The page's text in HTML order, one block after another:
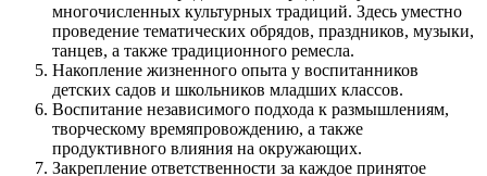
многочисленных культурных традиций. Здесь уместно
проведение тематических обрядов, праздников, музыки,
танцев, а также традиционного ремесла.
Накопление жизненного опыта у воспитанников
детских садов и школьников младших классов.
Воспитание независимого подхода к размышлениям,
творческому времяпровождению, а также
продуктивного влияния на окружающих.
Закрепление ответственности за каждое принятое